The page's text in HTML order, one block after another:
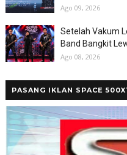
Ago 09, 2026
Setelah Vakum
Band Bangkit
Ago 08, 2026
PASANG IKLAN SPACE